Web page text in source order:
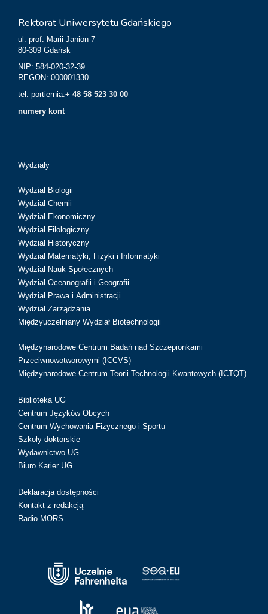
Rektorat Uniwersytetu Gdańskiego
ul. prof. Marii Janion 7
80-309 Gdańsk
NIP: 584-020-32-39
REGON: 000001330
tel. portiernia:+ 48 58 523 30 00
numery kont
Wydziały
Wydział Biologii
Wydział Chemii
Wydział Ekonomiczny
Wydział Filologiczny
Wydział Historyczny
Wydział Matematyki, Fizyki i Informatyki
Wydział Nauk Społecznych
Wydział Oceanografii i Geografii
Wydział Prawa i Administracji
Wydział Zarządzania
Międzyuczelniany Wydział Biotechnologii
Międzynarodowe Centrum Badań nad Szczepionkami
Przeciwnowotworowymi (ICCVS)
Międzynarodowe Centrum Teorii Technologii Kwantowych (ICTQT)
Biblioteka UG
Centrum Języków Obcych
Centrum Wychowania Fizycznego i Sportu
Szkoły doktorskie
Wydawnictwo UG
Biuro Karier UG
Deklaracja dostępności
Kontakt z redakcją
Radio MORS